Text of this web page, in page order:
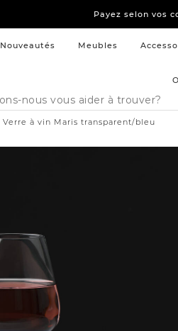
Payez selon vos
15 % –Literieet
Payez selon vos
Nouveautés Meubles
Verre à vin Maris transparent/bleu